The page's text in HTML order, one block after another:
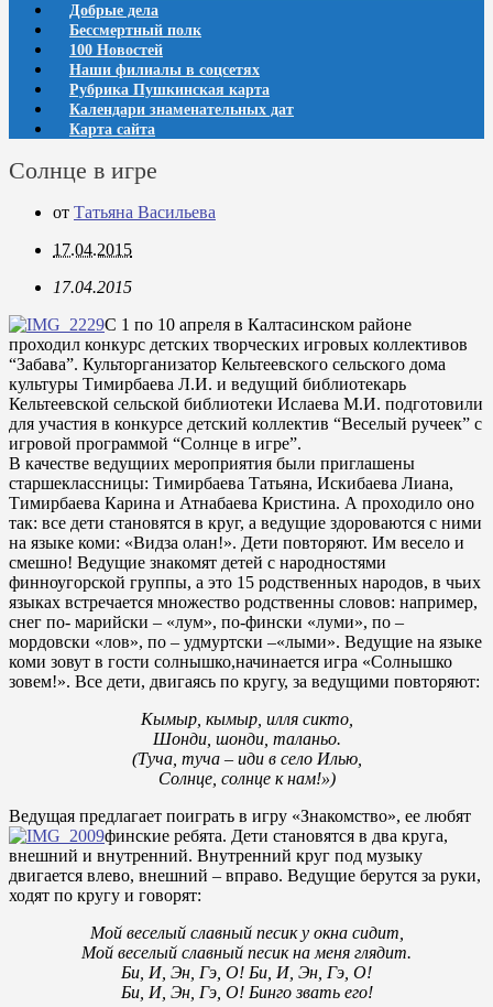
Добрые дела
Бессмертный полк
100 Новостей
Наши филиалы в соцсетях
Рубрика Пушкинская карта
Календари знаменательных дат
Карта сайта
Солнце в игре
от Татьяна Васильева
17.04.2015
17.04.2015
С 1 по 10 апреля в Калтасинском районе
проходил конкурс детских творческих игровых коллективов
“Забава”. Культорганизатор Кельтеевского сельского дома
культуры Тимирбаева Л.И. и ведущий библиотекарь
Кельтеевской сельской библиотеки Ислаева М.И. подготовили
для участия в конкурсе детский коллектив “Веселый ручеек” с
игровой программой “Солнце в игре”.
В качестве ведущиих мероприятия были приглашены
старшеклассницы: Тимирбаева Татьяна, Искибаева Лиана,
Тимирбаева Карина и Атнабаева Кристина. А проходило оно
так: все дети становятся в круг, а ведущие здороваются с ними
на языке коми: «Видза олан!». Дети повторяют. Им весело и
смешно! Ведущие знакомят детей с народностями
финноугорской группы, а это 15 родственных народов, в чьих
языках встречается множество родственны словов: например,
снег по- марийски – «лум», по-фински «луми», по –
мордовски «лов», по – удмуртски –«лыми». Ведущие на языке
коми зовут в гости солнышко,начинается игра «Солнышко
зовем!». Все дети, двигаясь по кругу, за ведущими повторяют:
Кымыр, кымыр, илля сикто,
Шонди, шонди, таланьо.
(Туча, туча – иди в село Илью,
Солнце, солнце к нам!»)
Ведущая предлагает поиграть в игру «Знакомство», ее любят
финские ребята. Дети становятся в два круга,
внешний и внутренний. Внутренний круг под музыку
двигается влево, внешний – вправо. Ведущие берутся за руки,
ходят по кругу и говорят:
Мой веселый славный песик у окна сидит,
Мой веселый славный песик на меня глядит.
Би, И, Эн, Гэ, О! Би, И, Эн, Гэ, О!
Би, И, Эн, Гэ, О! Бинго звать его!